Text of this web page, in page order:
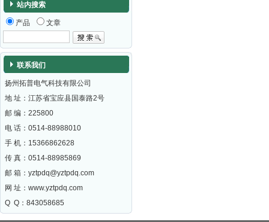
站内搜索
产品 文章
联系我们
扬州拓普电气科技有限公司
地 址：江苏省宝应县国泰路2号
邮 编： 225800
电 话：0514-88988010
手 机：15366862628
传 真：0514-88985869
邮 箱： yztpdq@yztpdq.com
网 址： www.yztpdq.com
Q Q：843058685